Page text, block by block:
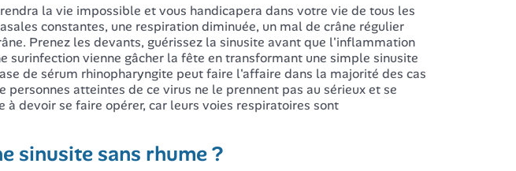
la vie impossible et vous handicapera dans votre vie de tous les
constantes, une respiration diminuée, un mal de crâne régulier
Prenez les devants, guérissez la sinusite avant que l'inflammation
surinfection vienne gâcher la fête en transformant une simple sinusite
de sérum rhinopharyngite peut faire l'affaire dans la majorité des cas
atteintes de ce virus ne le prennent pas au sérieux et se
à devoir se faire opérer, car leurs voies respiratoires sont
sinusite sans rhume ?